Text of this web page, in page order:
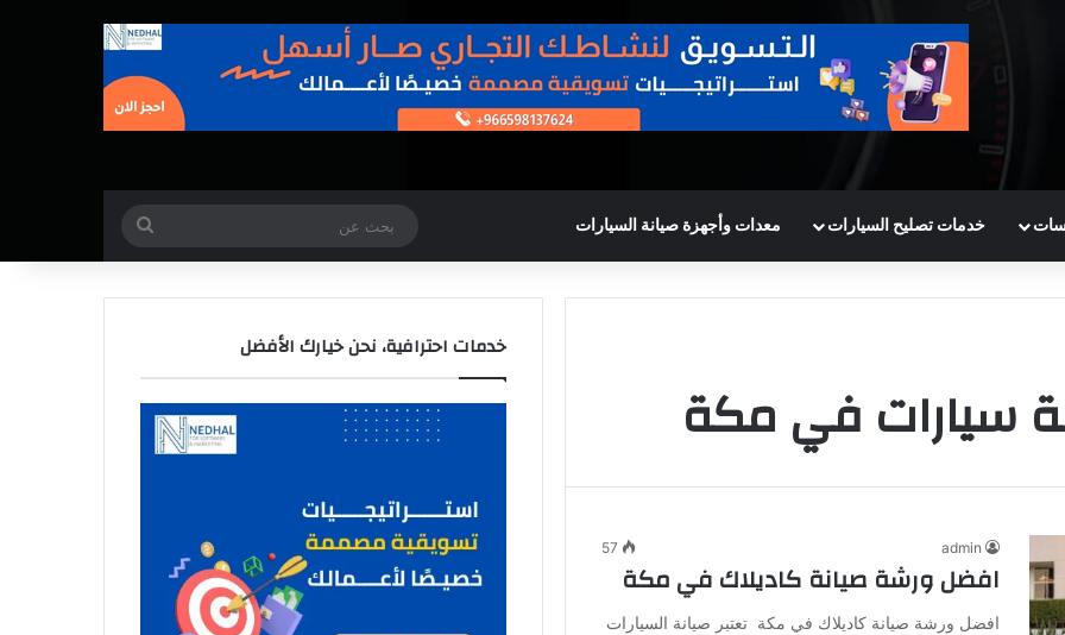
خدمات تصليح السيارات معدات وأجهزة صيانة السيارات
عن
سيارات في مكة
admin
57
افضل ورشة صيانة كاديلاك في مكة
افضل ورشة صيانة كاديلاك في مكة تعتبر صيانة السيارات
خدمات احترافية، نحن خيارك الأفضل